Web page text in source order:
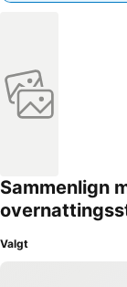
Sammenlign
Valgt